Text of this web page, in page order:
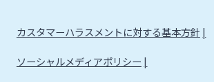
カスタマーハラスメントに対する基本方針
ソーシャルメディアポリシー